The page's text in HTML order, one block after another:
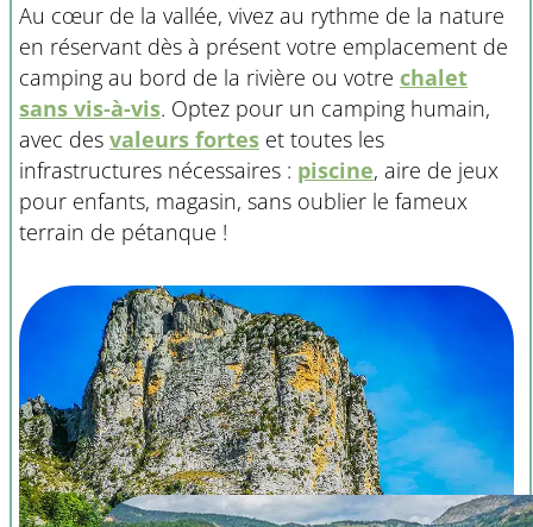
Au cœur de la vallée, vivez au rythme de la nature
en réservant dès à présent votre emplacement de
camping au bord de la rivière ou votre chalet
sans vis-à-vis. Optez pour un camping humain,
avec des valeurs fortes et toutes les
infrastructures nécessaires : piscine, aire de jeux
pour enfants, magasin, sans oublier le fameux
terrain de pétanque !